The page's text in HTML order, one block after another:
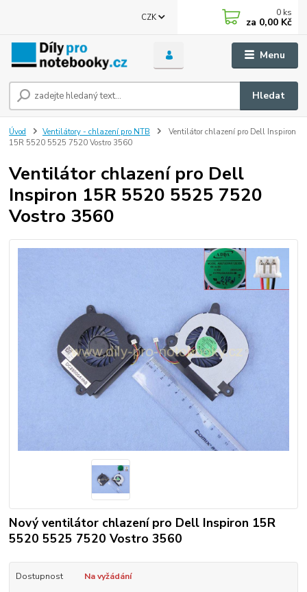
Menu
CZK
Hledat
0 ks
za 0,00 Kč
Úvod Ventilátory - chlazení pro NTB
Ventilátor chlazení pro Dell Inspiron
15R 5520 5525 7520 Vostro 3560
Ventilátor chlazení pro Dell
Inspiron 15R 5520 5525 7520
Vostro 3560
Nový ventilátor chlazení pro Dell Inspiron 15R
5520 5525 7520 Vostro 3560
Dostupnost Na vyžádání